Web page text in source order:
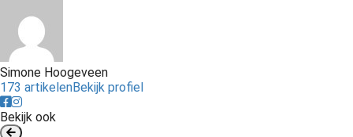
Simone Hoogeveen
173 artikelenBekijk profiel
Bekijk ook